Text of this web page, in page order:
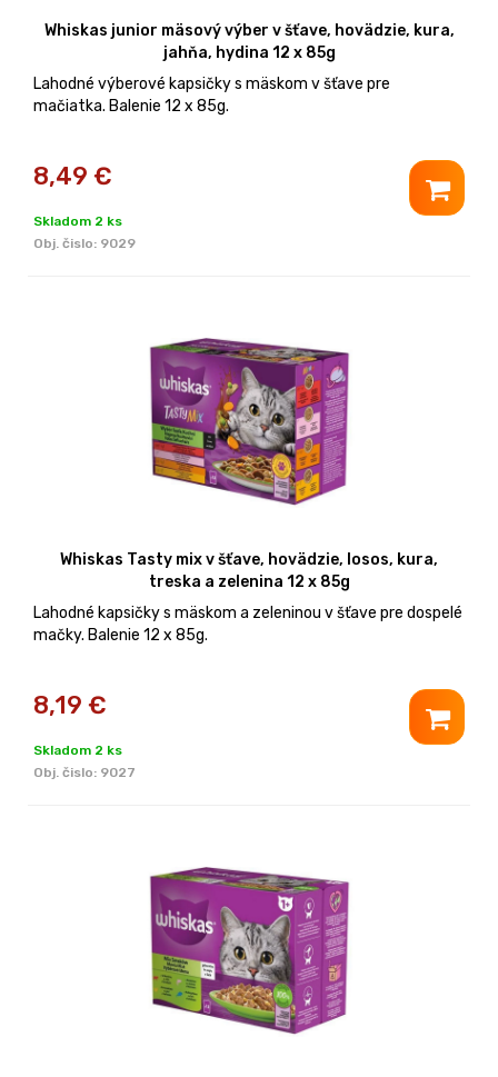
Whiskas junior mäsový výber v šťave, hovädzie, kura,
jahňa, hydina 12 x 85g
Lahodné výberové kapsičky s mäskom v šťave pre
mačiatka. Balenie 12 x 85g.
8,49 €
Skladom 2 ks
Obj. čislo: 9029
Whiskas Tasty mix v šťave, hovädzie, losos, kura,
treska a zelenina 12 x 85g
Lahodné kapsičky s mäskom a zeleninou v šťave pre dospelé
mačky. Balenie 12 x 85g.
8,19 €
Skladom 2 ks
Obj. čislo: 9027